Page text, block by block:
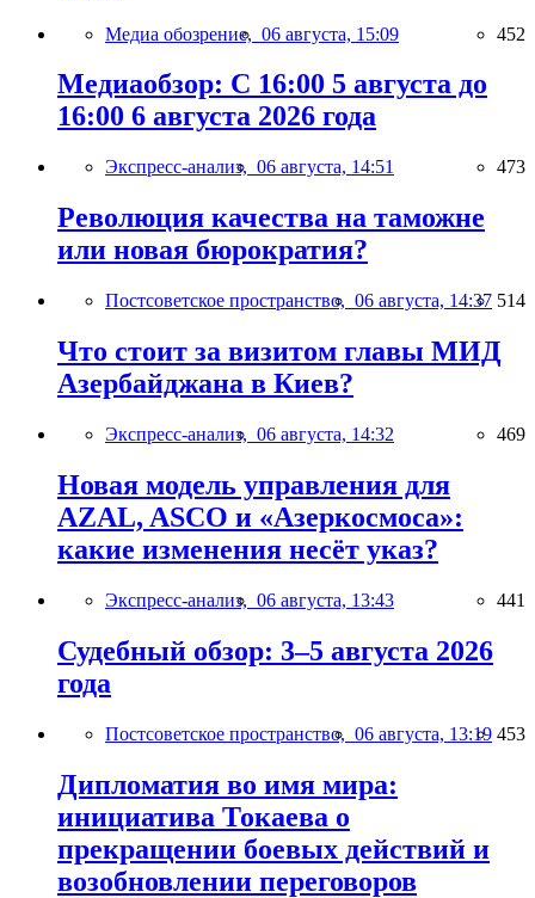
Медиа обозрение, 06 августа, 15:09 452
Медиаобзор: С 16:00 5 августа до
16:00 6 августа 2026 года
Экспресс-анализ, 06 августа, 14:51 473
Революция качества на таможне
или новая бюрократия?
Постсоветское пространство, 06 августа, 14:37 514
Что стоит за визитом главы МИД
Азербайджана в Киев?
Экспресс-анализ, 06 августа, 14:32 469
Новая модель управления для
AZAL, ASCO и «Азеркосмоса»:
какие изменения несёт указ?
Экспресс-анализ, 06 августа, 13:43 441
Судебный обзор: 3–5 августа 2026
года
Постсоветское пространство, 06 августа, 13:19 453
Дипломатия во имя мира:
инициатива Токаева о
прекращении боевых действий и
возобновлении переговоров